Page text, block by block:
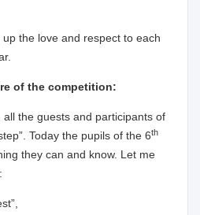
up the love and respect to each
of the competition:
the guests and participants of
Today the pupils of the 6th
they can and know. Let me